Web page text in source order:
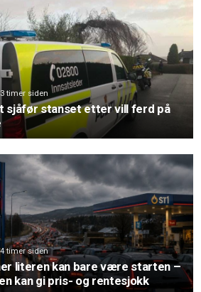
3 timer siden
sjåfør stanset etter vill ferd på
4 timer siden
literen kan bare være starten –
kan gi pris- og rentesjokk